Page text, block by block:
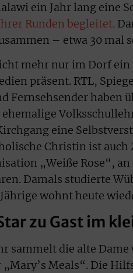
ein Jahr lang eine
Runden begleitet.
– etwa 30 mal
mehr nur im Dorf
präsent. RTL,
Fernsehsender haben
eine
Christin ist
„Weiße Rose“,
Damals studierte
wohnt heute
zu Gast im
sammelt die alte
Meals“. Die